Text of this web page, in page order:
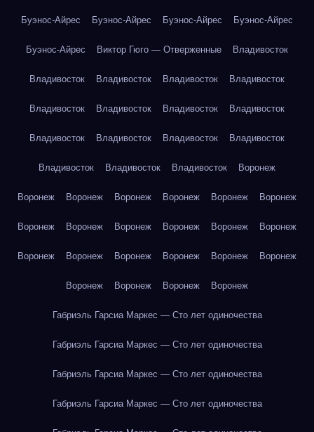
Буэнос-Айрес Буэнос-Айрес Буэнос-Айрес Буэнос-Айрес
Буэнос-Айрес Виктор Гюго — Отверженные Владивосток
Владивосток Владивосток Владивосток Владивосток
Владивосток Владивосток Владивосток Владивосток
Владивосток Владивосток Владивосток Владивосток
Владивосток Владивосток Владивосток Воронеж
Воронеж Воронеж Воронеж Воронеж Воронеж Воронеж
Воронеж Воронеж Воронеж Воронеж Воронеж Воронеж
Воронеж Воронеж Воронеж Воронеж Воронеж Воронеж
Воронеж Воронеж Воронеж Воронеж
Габриэль Гарсиа Маркес — Сто лет одиночества
Габриэль Гарсиа Маркес — Сто лет одиночества
Габриэль Гарсиа Маркес — Сто лет одиночества
Габриэль Гарсиа Маркес — Сто лет одиночества